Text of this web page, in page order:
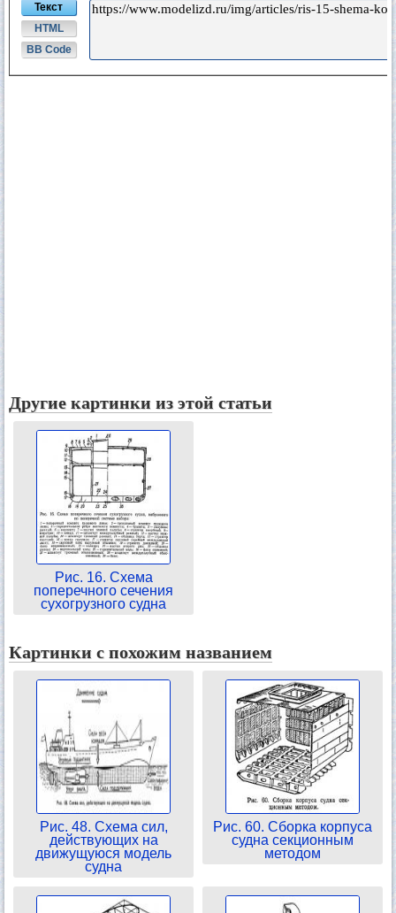
Текст
HTML
BB Code
Другие картинки из этой статьи
Рис. 16. Схема
поперечного сечения
сухогрузного судна
Картинки с похожим названием
Рис. 48. Схема сил,
действующих на
движущуюся модель
судна
Рис. 60. Сборка корпуса
судна секционным
методом